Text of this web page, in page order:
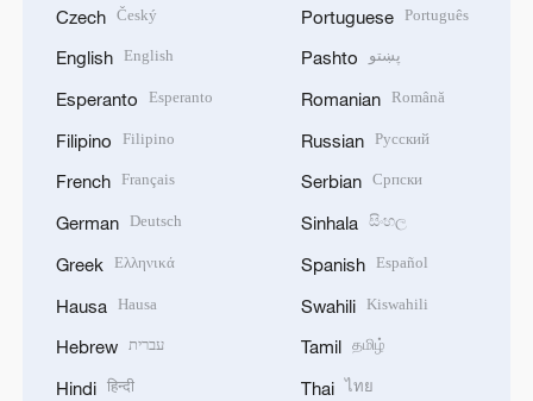
Czech Český
English English
Esperanto Esperanto
Filipino Filipino
French Français
German Deutsch
Greek Ελληνικά
Hausa Hausa
Hebrew עברית
Hindi हिन्दी
Portuguese Português
Pashto پښتو
Romanian Română
Russian Русский
Serbian Српски
Sinhala සිංහල
Spanish Español
Swahili Kiswahili
Tamil தமிழ்
Thai ไทย